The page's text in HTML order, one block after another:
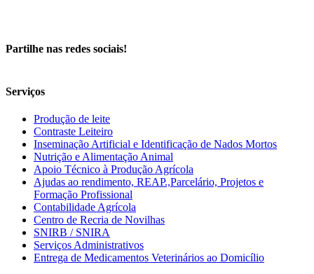
Partilhe nas redes sociais!
Serviços
Produção de leite
Contraste Leiteiro
Inseminação Artificial e Identificação de Nados Mortos
Nutrição e Alimentação Animal
Apoio Técnico à Produção Agrícola
Ajudas ao rendimento, REAP.,Parcelário, Projetos e
Formação Profissional
Contabilidade Agrícola
Centro de Recria de Novilhas
SNIRB / SNIRA
Serviços Administrativos
Entrega de Medicamentos Veterinários ao Domicílio